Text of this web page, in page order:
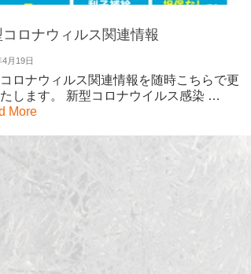
コロナウィルス関連情報
月19日
ロナウィルス関連情報を随時こちらで更
します。 新型コロナウイルス感染 …
More